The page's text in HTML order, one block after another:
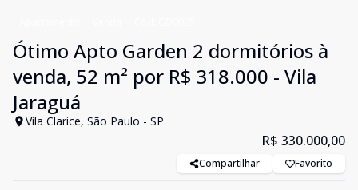
Ótimo Apto Garden 2 dormitórios à
venda, 52 m² por R$ 318.000 - Vila
Jaraguá
Vila Clarice, São Paulo - SP
R$ 330.000,00
Compartilhar Favorito